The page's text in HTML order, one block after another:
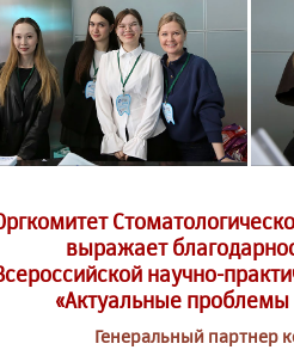
выражает
научно-
«Актуальные проблемы
Генеральный партнер